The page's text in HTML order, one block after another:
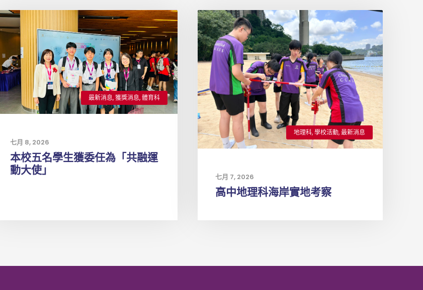
最新消息,獲獎消息,體育科
七月 8, 2026
本校五名學生獲委任為「共融運
動大使」
地理科,學校活動,最新消息
七月 7, 2026
高中地理科海岸實地考察